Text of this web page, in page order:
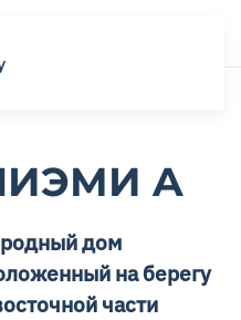
A
дом
на берегу
части